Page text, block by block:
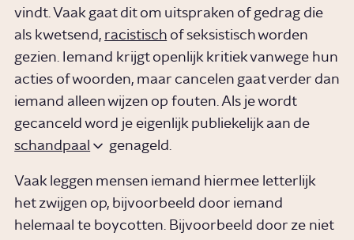
vindt. Vaak gaat dit om uitspraken of gedrag die
als kwetsend, racistisch of seksistisch worden
gezien. Iemand krijgt openlijk kritiek vanwege hun
acties of woorden, maar cancelen gaat verder dan
iemand alleen wijzen op fouten. Als je wordt
gecanceld word je eigenlijk publiekelijk aan de
schandpaal
genageld.
Vaak leggen mensen iemand hiermee letterlijk
het zwijgen op, bijvoorbeeld door iemand
helemaal te boycotten. Bijvoorbeeld door ze niet